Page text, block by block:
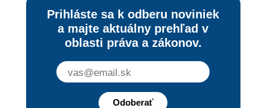
Prihláste sa k odberu noviniek
a majte aktuálny prehľad v
oblasti práva a zákonov.
Odoberať